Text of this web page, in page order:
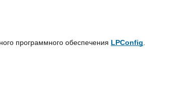
программного обеспечения LPConfig